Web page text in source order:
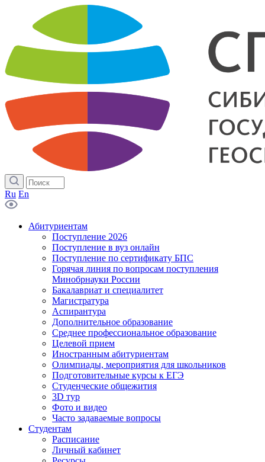
Ru En
Абитуриентам
Поступление 2026
Поступление в вуз онлайн
Поступление по сертификату БПС
Горячая линия по вопросам поступления
Минобрнауки России
Бакалавриат и специалитет
Магистратура
Аспирантура
Дополнительное образование
Среднее профессиональное образование
Целевой прием
Иностранным абитуриентам
Олимпиады, мероприятия для школьников
Подготовительные курсы к ЕГЭ
Студенческие общежития
3D тур
Фото и видео
Часто задаваемые вопросы
Студентам
Расписание
Личный кабинет